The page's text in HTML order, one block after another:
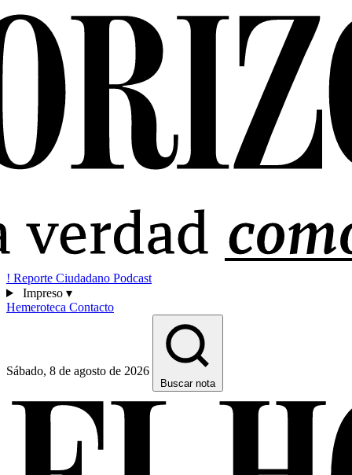
! Reporte Ciudadano Podcast
Impreso ▾
Hemeroteca Contacto
Sábado, 8 de agosto de 2026
Buscar nota